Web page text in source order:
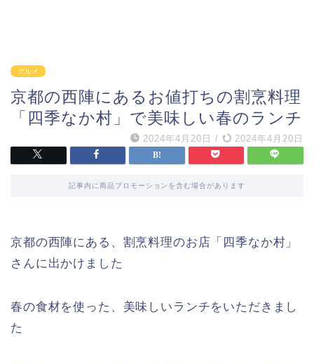
グルメ
京都の西陣にあるお値打ちの割烹料理
「四季なか村」で美味しい春のランチ
2024年4月20日 / 2024年4月20日
記事内に商品プロモーションを含む場合があります
京都の西陣にある、割烹料理のお店「四季なか村」
さんに出かけました
春の食材を使った、美味しいランチをいただきまし
た